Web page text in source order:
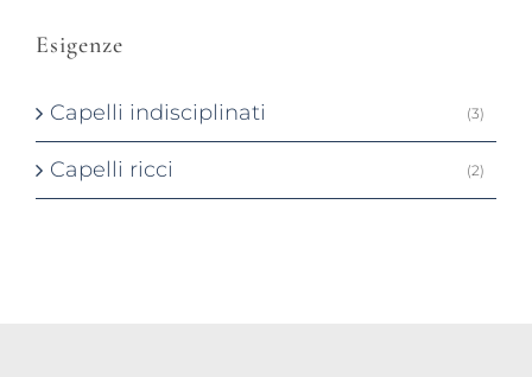
Esigenze
Capelli indisciplinati (3)
Capelli ricci (2)